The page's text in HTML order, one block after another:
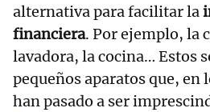
alternativa para facilitar la
financiera. Por ejemplo, la
lavadora, la cocina… Estos
pequeños aparatos que, en
han pasado a ser